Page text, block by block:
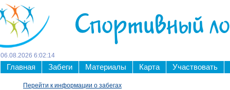
Спортивный
06 08 2026 6:02:14
Главная Забеги Материалы Карта Участвовать
Перейти к информации о забегах